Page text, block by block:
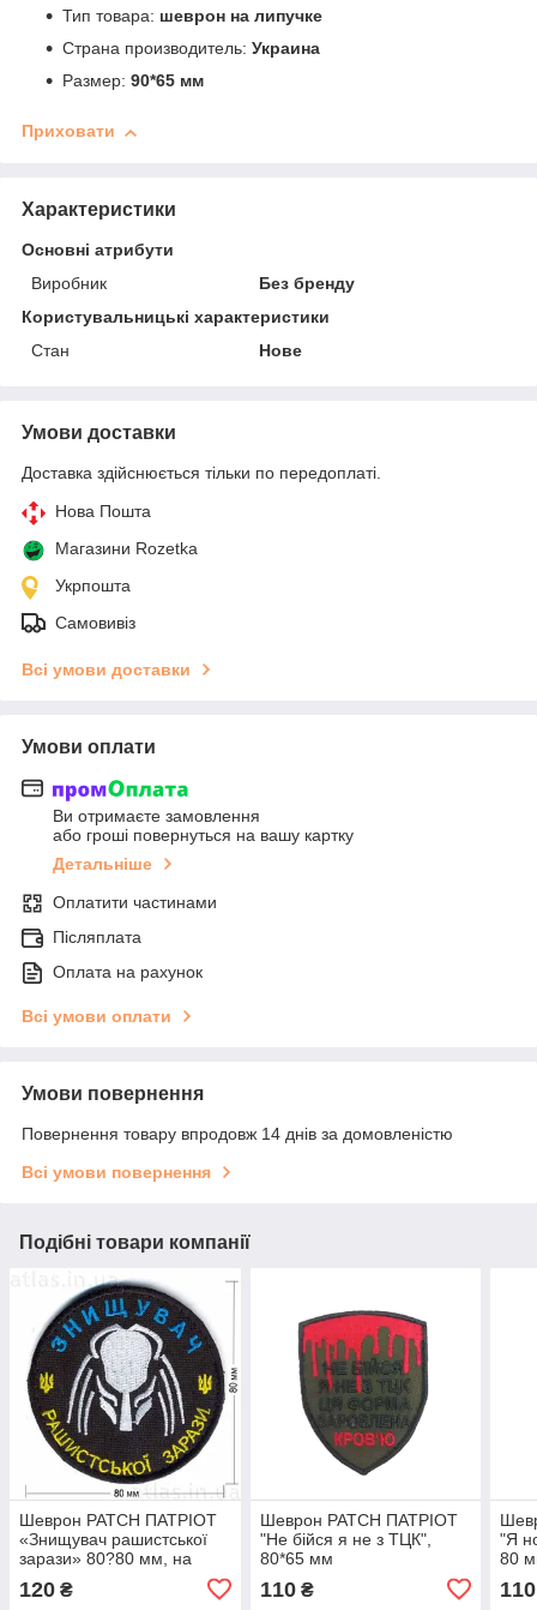
Тип товара: шеврон на липучке
Страна производитель: Украина
Размер: 90*65 мм
Приховати
Характеристики
Основні атрибути
Виробник
Без бренду
Користувальницькі характеристики
Стан
Нове
Умови доставки
Доставка здійснюється тільки по передоплаті.
Нова Пошта
Магазини Rozetka
Укрпошта
Самовивіз
Всі умови доставки
Умови оплати
Ви отримаєте замовлення
або гроші повернуться на вашу картку
Детальніше
Оплатити частинами
Післяплата
Оплата на рахунок
Всі умови оплати
Умови повернення
Повернення товару впродовж 14 днів за домовленістю
Всі умови повернення
Подібні товари компанії
Шеврон PATCH ПАТРІОТ
«Знищувач рашистської
зарази» 80?80 мм, на
120 ₴
Шеврон PATCH ПАТРІОТ
"Не бійся я не з ТЦК",
80*65 мм
110₴
"Я
80
110